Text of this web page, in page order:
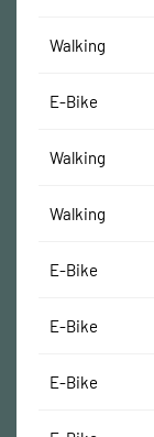
Walking
E-Bike
Walking
Walking
E-Bike
E-Bike
E-Bike